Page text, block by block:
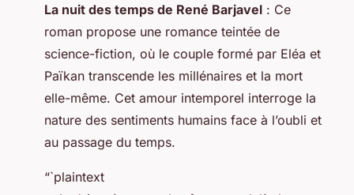
La nuit des temps de René Barjavel : Ce
roman propose une romance teintée de
science-fiction, où le couple formé par Eléa et
Païkan transcende les millénaires et la mort
elle-même. Cet amour intemporel interroge la
nature des sentiments humains face à l’oubli et
au passage du temps.
“`plaintext